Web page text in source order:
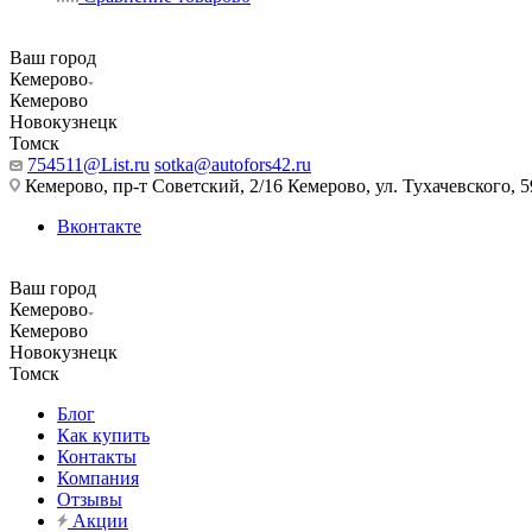
Ваш город
Кемерово
Кемерово
Новокузнецк
Томск
754511@List.ru sotka@autofors42.ru
Кемерово, пр-т Советский, 2/16 Кемерово, ул. Тухачевского,
Вконтакте
Ваш город
Кемерово
Кемерово
Новокузнецк
Томск
Блог
Как купить
Контакты
Компания
Отзывы
Акции